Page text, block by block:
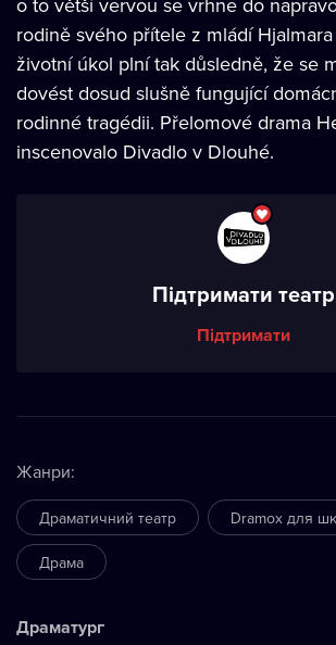
rodině svého přítele z mládí Hjalmara
životní úkol plní tak důsledně, že se
dovést dosud slušně fungující
rodinné tragédii. Přelomové drama
inscenovalo Divadlo v Dlouhé.
Підтримати театр
Підтримати
Жанри:
Драматичний театр Dramox для
Драма
Драматург